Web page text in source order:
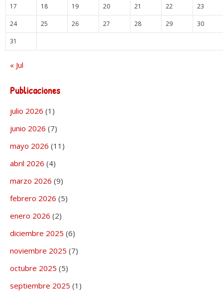
17 18 19 20 21 22 23
24 25 26 27 28 29 30
31
« Jul
Publicaciones
julio 2026 (1)
junio 2026 (7)
mayo 2026 (11)
abril 2026 (4)
marzo 2026 (9)
febrero 2026 (5)
enero 2026 (2)
diciembre 2025 (6)
noviembre 2025 (7)
octubre 2025 (5)
septiembre 2025 (1)